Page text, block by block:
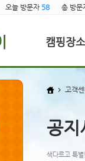
오늘 방문자 58 총 방문
캠핑장
고객센
공지
색다르고 특